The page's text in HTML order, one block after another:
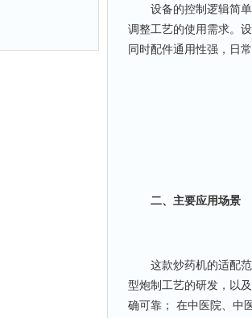
设备的控制逻辑简单
调整工艺的使用需求。
同时配件通用性强，日
二、主要应用场景
这款炒药机的适配范
型炮制工艺的研发，以
确可靠； 在中医院、中